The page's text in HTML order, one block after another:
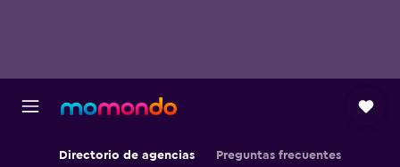
Directorio de agencias Preguntas frecuentes